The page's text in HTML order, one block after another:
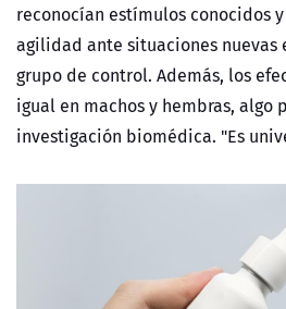
reconocían estímulos conocidos
agilidad ante situaciones nuevas
grupo de control. Además, los
igual en machos y hembras, algo
investigación biomédica. "Es